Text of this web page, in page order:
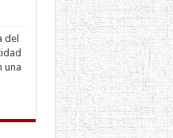
del
una